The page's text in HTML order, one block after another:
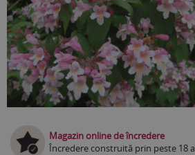
Magazin online de încredere
Încredere construită prin peste 18